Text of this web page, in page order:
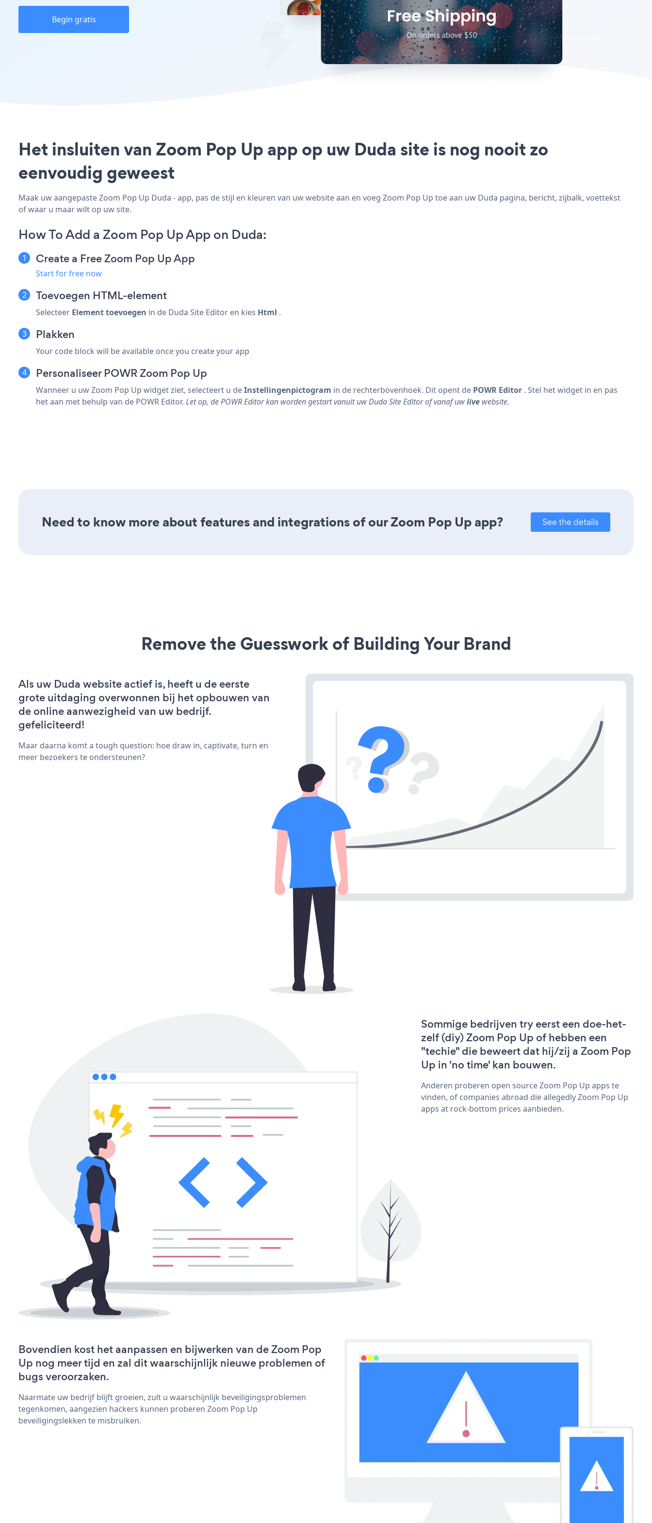
Begin gratis
Het insluiten van Zoom Pop Up app op uw Duda site is nog nooit zo
eenvoudig geweest
Maak uw aangepaste Zoom Pop Up Duda - app, pas de stijl en kleuren van uw website aan en voeg Zoom Pop Up toe aan uw Duda pagina, bericht, zijbalk, voettekst
of waar u maar wilt op uw site.
How To Add a Zoom Pop Up App on Duda:
Create a Free Zoom Pop Up App
Start for free now
Toevoegen HTML-element
Selecteer Element toevoegen in de Duda Site Editor en kies Html .
Plakken
Your code block will be available once you create your app
Personaliseer POWR Zoom Pop Up
Wanneer u uw Zoom Pop Up widget ziet, selecteert u deInstellingenpictogram in de rechterbovenhoek. Dit opent de POWR Editor . Stel het widget in en pas
het aan met behulp van de POWR Editor. Let op, de POWR Editor kan worden gestart vanuit uw Duda Site Editor of vanaf uwlive website.
Need to know more about features and integrations of our Zoom Pop Up app? See the details
Remove the Guesswork of Building Your Brand
Als uw Duda website actief is, heeft u de eerste
grote uitdaging overwonnen bij het opbouwen van
de online aanwezigheid van uw bedrijf.
gefeliciteerd!
Maar daarna komt a tough question: hoe draw in, captivate, turn en
meer bezoekers te ondersteunen?
Sommige bedrijven try eerst een doe-het-
zelf (diy) Zoom Pop Up of hebben een
"techie" die beweert dat hij/zij a Zoom Pop
Up in 'no time' kan bouwen.
Anderen proberen open source Zoom Pop Up apps te
vinden, of companies abroad die allegedly Zoom Pop Up
apps at rock-bottom prices aanbieden.
Bovendien kost het aanpassen en bijwerken van de Zoom Pop
Up nog meer tijd en zal dit waarschijnlijk nieuwe problemen of
bugs veroorzaken.
Naarmate uw bedrijf blijft groeien, zult u waarschijnlijk beveiligingsproblemen
tegenkomen, aangezien hackers kunnen proberen Zoom Pop Up
beveiligingslekken te misbruiken.